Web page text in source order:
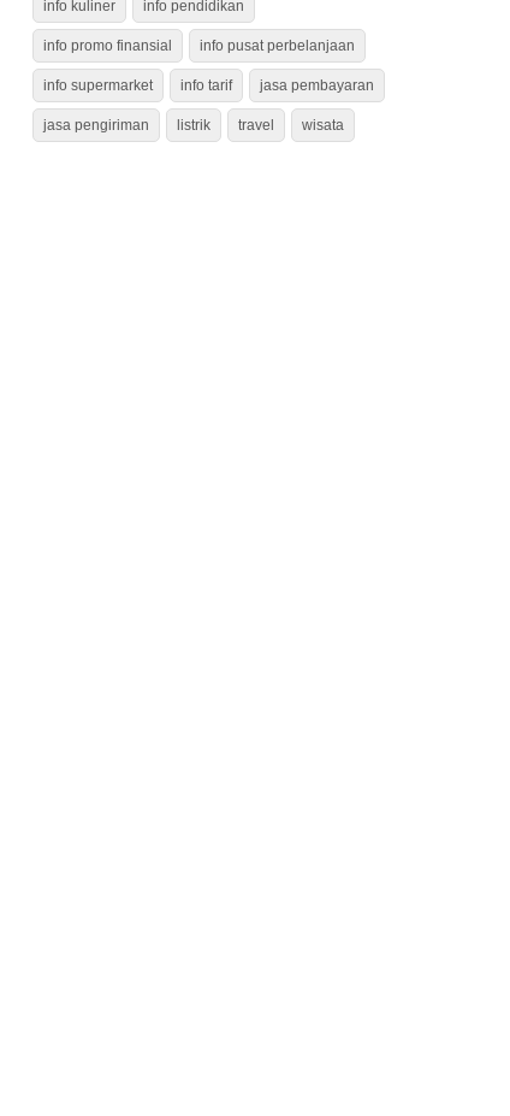
info kuliner info pendidikan
info promo finansial info pusat perbelanjaan
info supermarket info tarif jasa pembayaran
jasa pengiriman listrik travel wisata